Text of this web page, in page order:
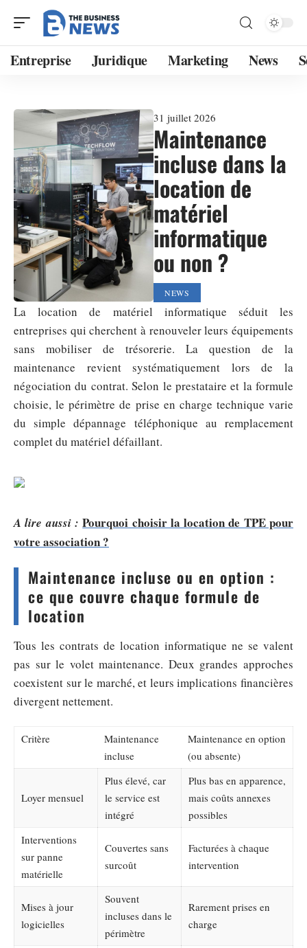
Entreprise Juridique Marketing News
31 juillet 2026
Maintenance
incluse dans la
location de
matériel
informatique
ou non ?
NEWS
La location de matériel informatique séduit les
entreprises qui cherchent à renouveler leurs équipements
sans mobiliser de trésorerie. La question de la
maintenance revient systématiquement lors de la
négociation du contrat. Selon le prestataire et la formule
choisie, le périmètre de prise en charge technique varie
du simple dépannage téléphonique au remplacement
complet du matériel défaillant.
A lire aussi : Pourquoi choisir la location de TPE pour
votre association ?
Maintenance incluse ou en option :
ce que couvre chaque formule de
location
Tous les contrats de location informatique ne se valent
pas sur le volet maintenance. Deux grandes approches
coexistent sur le marché, et leurs implications financières
divergent nettement.
Critère
Maintenance
incluse
Maintenance en option
(ou absente)
Loyer mensuel
Plus élevé, car
le service est
intégré
Plus bas en apparence,
mais coûts annexes
possibles
Interventions
sur panne
matérielle
Couvertes sans
surcoût
Facturées à chaque
intervention
Mises à jour
logicielles
Souvent
incluses dans le
périmètre
Rarement prises en
charge